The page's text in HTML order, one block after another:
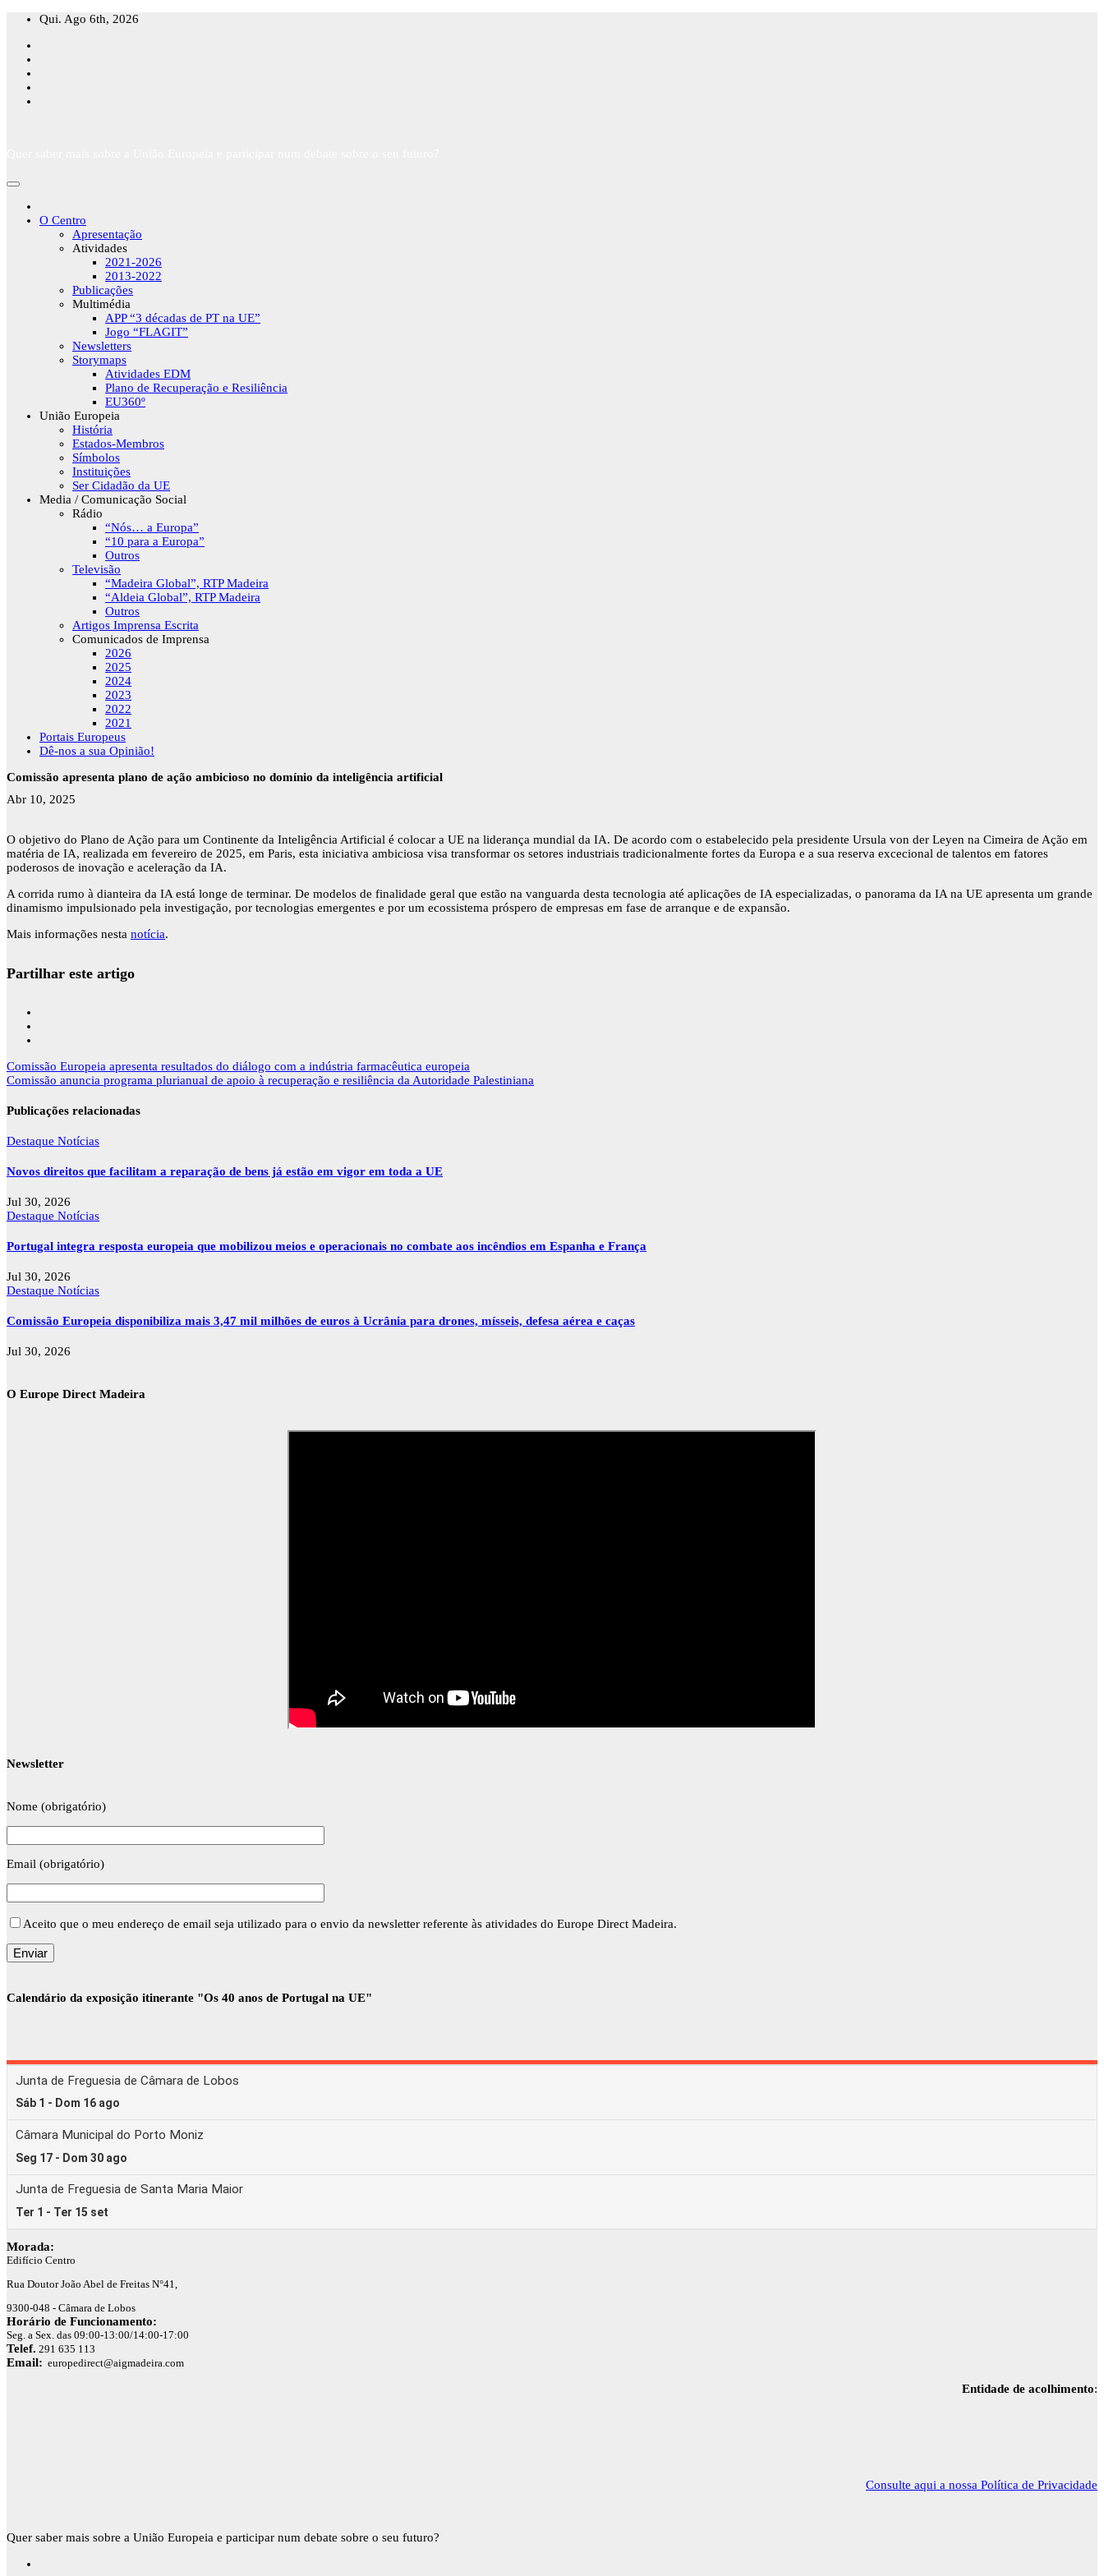
Skip
content
Qui. Ago 6th, 2026
O Centro
Apresentação
Atividades
2021-2026
2013-2022
Publicações
Multimédia
APP “3 décadas de PT na UE”
Jogo “FLAGIT”
Newsletters
Storymaps
Atividades EDM
Plano de Recuperação e Resiliência
EU360º
União Europeia
História
Estados-Membros
Símbolos
Instituições
Ser Cidadão da UE
Media / Comunicação Social
Rádio
“Nós… a Europa”
“10 para a Europa”
Outros
Televisão
“Madeira Global”, RTP Madeira
“Aldeia Global”, RTP Madeira
Outros
Artigos Imprensa Escrita
Comunicados de Imprensa
2026
2025
2024
2023
2022
2021
Portais Europeus
Dê-nos a sua Opinião!
Comissão apresenta plano de ação ambicioso no domínio da inteligência artificial
Abr 10, 2025
O objetivo do Plano de Ação para um Continente da Inteligência Artificial é colocar a UE na liderança mundial da IA. De acordo com o estabelecido pela presidente Ursula von der Leyen na Cimeira de Ação em
matéria de IA, realizada em fevereiro de 2025, em Paris, esta iniciativa ambiciosa visa transformar os setores industriais tradicionalmente fortes da Europa e a sua reserva excecional de talentos em fatores
poderosos de inovação e aceleração da IA.
A corrida rumo à dianteira da IA está longe de terminar. De modelos de finalidade geral que estão na vanguarda desta tecnologia até aplicações de IA especializadas, o panorama da IA na UE apresenta um grande
dinamismo impulsionado pela investigação, por tecnologias emergentes e por um ecossistema próspero de empresas em fase de arranque e de expansão.
Mais informações nesta notícia.
Partilhar este artigo
Navegação
de
Comissão Europeia apresenta resultados do diálogo com a indústria farmacêutica europeia
Comissão anuncia programa plurianual de apoio à recuperação e resiliência da Autoridade Palestiniana
Publicações relacionadas
Destaque Notícias
Novos direitos que facilitam a reparação de bens já estão em vigor em toda a UE
Jul 30, 2026
Destaque Notícias
Portugal integra resposta europeia que mobilizou meios e operacionais no combate aos incêndios em Espanha e França
Jul 30, 2026
Destaque Notícias
Comissão Europeia disponibiliza mais 3,47 mil milhões de euros à Ucrânia para drones, mísseis, defesa aérea e caças
Jul 30, 2026
O Europe Direct Madeira
Newsletter
Nome (obrigatório)
Email (obrigatório)
Aceito que o meu endereço de email seja utilizado para o envio da newsletter referente às atividades do Europe Direct Madeira.
Calendário da exposição itinerante "Os 40 anos de Portugal na UE"
Morada:
Edifício Centro
Rua Doutor João Abel de Freitas N°41,
9300-048 - Câmara de Lobos
Horário de Funcionamento:
Seg. a Sex. das 09:00-13:00/14:00-17:00
Telef. 291 635 113
Email: europedirect@aigmadeira.com
Entidade de acolhimento:
Consulte aqui a nossa Política de Privacidade
Quer saber mais sobre a União Europeia e participar num debate sobre o seu futuro?